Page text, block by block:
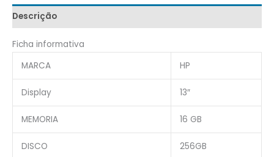
Descrição
Ficha informativa
MARCA
HP
Display 13″
MEMORIA 16 GB
DISCO 256GB